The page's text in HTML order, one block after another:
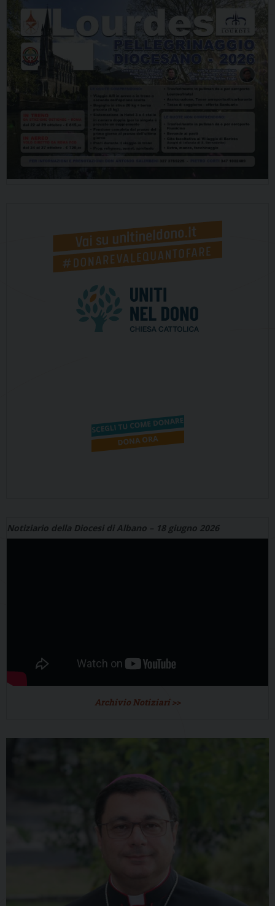
Notiziario della Diocesi di Albano – 18 giugno 2026
Archivio Notiziari >>